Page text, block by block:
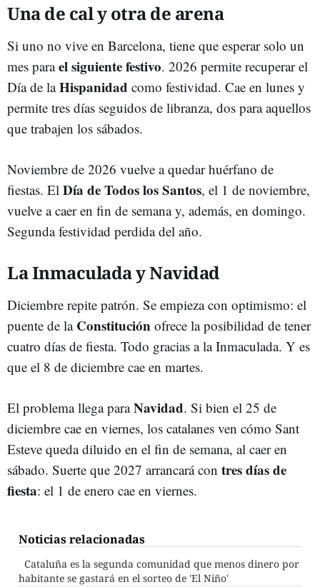
Una de cal y otra de arena
Si uno no vive en Barcelona, tiene que esperar solo un
mes parael siguiente festivo. 2026 permite recuperar el
Día de laHispanidad como festividad. Cae en lunes y
permite tres días seguidos de libranza, dos para aquellos
que trabajen los sábados.
Noviembre de 2026 vuelve a quedar huérfano de
fiestas. El Día de Todos los Santos, el 1 de noviembre,
vuelve a caer en fin de semana y, además, en domingo.
Segunda festividad perdida del año.
La Inmaculada y Navidad
Diciembre repite patrón. Se empieza con optimismo: el
puente de la Constitución ofrece la posibilidad de tener
cuatro días de fiesta. Todo gracias a la Inmaculada. Y es
que el 8 de diciembre cae en martes.
El problema llega paraNavidad. Si bien el 25 de
diciembre cae en viernes, los catalanes ven cómo Sant
Esteve queda diluido en el fin de semana, al caer en
sábado. Suerte que 2027 arrancará con tres días de
fiesta: el 1 de enero cae en viernes.
Noticias relacionadas
Cataluña es la segunda comunidad que menos dinero por
habitante se gastará en el sorteo de 'El Niño'